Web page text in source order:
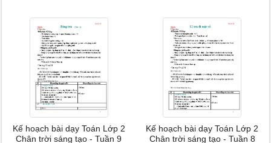
Kế hoạch bài dạy Toán Lớp 2
Chân trời sáng tạo - Tuần 9
Kế hoạch bài dạy Toán Lớp 2
Chân trời sáng tạo - Tuần 8